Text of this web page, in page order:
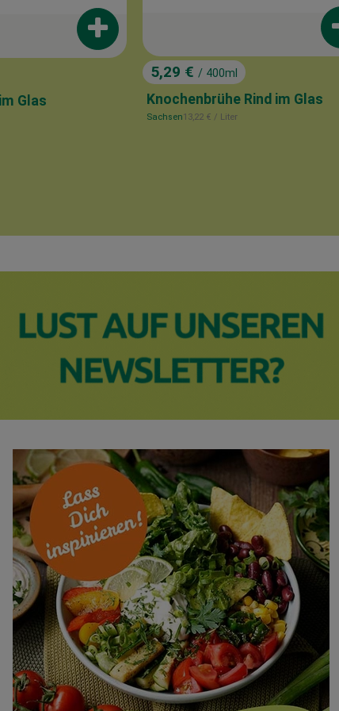
Glas
Produkt zum Warenkorb hinzufügen
, Preis:
5,29 € / 400ml
Knochenbrühe Rind im Glas
, Herkunft:
Sachsen, Referenzpreis:
13,22 € / Liter